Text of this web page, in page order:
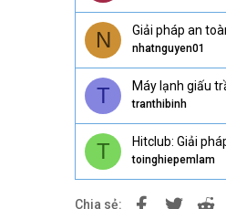
N Giải pháp an
nhatnguyen01
T Máy lạnh giấu
tranthibinh
T Hitclub: Giải
toinghiepemlam
Chia sẻ: Facebook
Twitter